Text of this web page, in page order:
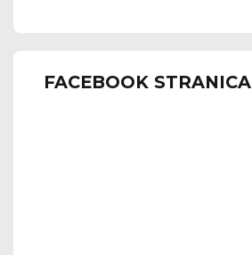
FACEBOOK STRANICA